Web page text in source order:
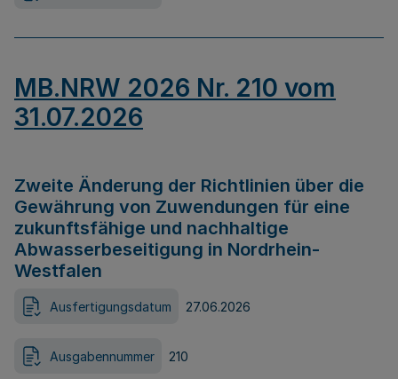
MB.NRW 2026 Nr. 210 vom
31.07.2026
Zweite Änderung der Richtlinien über die
Gewährung von Zuwendungen für eine
zukunftsfähige und nachhaltige
Abwasserbeseitigung in Nordrhein-
Westfalen
Ausfertigungsdatum 27.06.2026
Ausgabennummer 210